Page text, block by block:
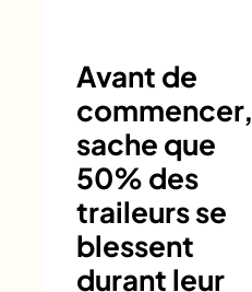
Avant de
commencer,
sache que
50% des
traileurs se
blessent
durant leur